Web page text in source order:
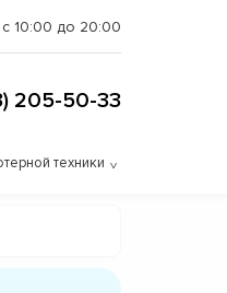
10:00 до 20:00
205-50-33
техники